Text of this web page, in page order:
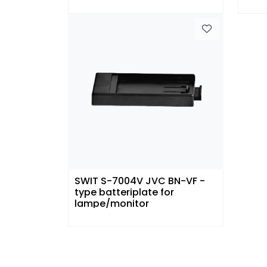
SWIT S-7004V JVC BN-VF -
type batteriplate for
lampe/monitor